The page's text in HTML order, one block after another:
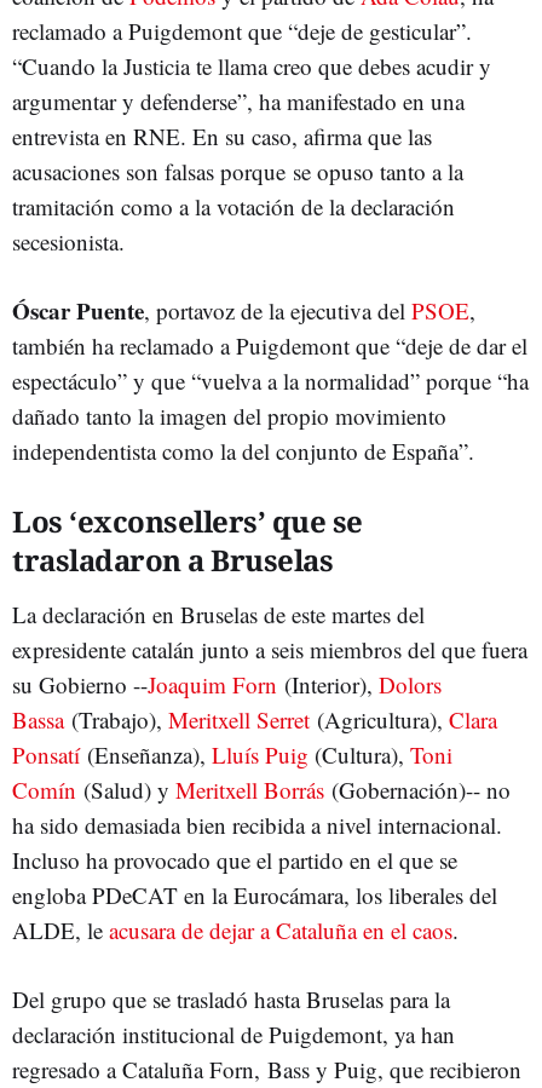
reclamado a Puigdemont que “deje de gesticular”.
“Cuando la Justicia te llama creo que debes acudir y
argumentar y defenderse”, ha manifestado en una
entrevista en RNE. En su caso, afirma que las
acusaciones son falsas porque se opuso tanto a la
tramitación como a la votación de la declaración
secesionista.
Óscar Puente, portavoz de la ejecutiva del PSOE,
también ha reclamado a Puigdemont que “deje de dar el
espectáculo” y que “vuelva a la normalidad” porque “ha
dañado tanto la imagen del propio movimiento
independentista como la del conjunto de España”.
Los ‘exconsellers’ que se
trasladaron a Bruselas
La declaración en Bruselas de este martes del
expresidente catalán junto a seis miembros del que fuera
su Gobierno --Joaquim Forn (Interior), Dolors
Bassa(Trabajo), Meritxell Serret (Agricultura), Clara
Ponsatí(Enseñanza), Lluís Puig (Cultura), Toni
Comín (Salud) y Meritxell Borrás (Gobernación)-- no
ha sido demasiada bien recibida a nivel internacional.
Incluso ha provocado que el partido en el que se
engloba PDeCAT en la Eurocámara, los liberales del
ALDE, le acusara de dejar a Cataluña en el caos.
Del grupo que se trasladó hasta Bruselas para la
declaración institucional de Puigdemont, ya han
regresado a Cataluña Forn, Bass y Puig, que recibieron